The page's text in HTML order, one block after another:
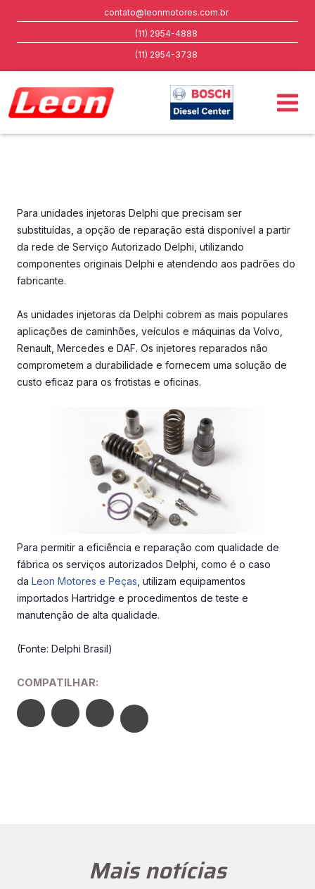
contato@leonmotores.com.br
(11) 2954-4888
(11) 2954-3738
Para unidades injetoras Delphi que precisam ser
substituídas, a opção de reparação está disponível a partir
da rede de Serviço Autorizado Delphi, utilizando
componentes originais Delphi e atendendo aos padrões do
fabricante.
As unidades injetoras da Delphi cobrem as mais populares
aplicações de caminhões, veículos e máquinas da Volvo,
Renault, Mercedes e DAF. Os injetores reparados não
comprometem a durabilidade e fornecem uma solução de
custo eficaz para os frotistas e oficinas.
Para permitir a eficiência e reparação com qualidade de
fábrica os serviços autorizados Delphi, como é o caso
da Leon Motores e Peças , utilizam equipamentos
importados Hartridge e procedimentos de teste e
manutenção de alta qualidade.
(Fonte: Delphi Brasil)
COMPATILHAR:
Mais notícias